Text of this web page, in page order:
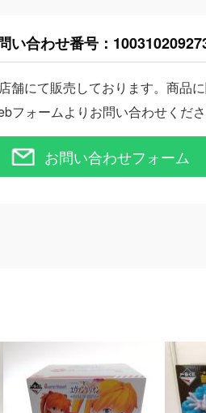
い合わせ番号：
舗にて販売しております。商品に
フォームよりお問い合わせくださ
お問い合わせフォーム